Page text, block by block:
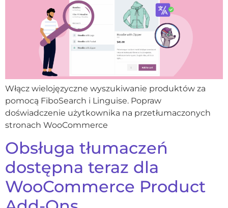
Włącz wielojęzyczne wyszukiwanie produktów za
pomocą FiboSearch i Linguise. Popraw
doświadczenie użytkownika na przetłumaczonych
stronach WooCommerce
Obsługa tłumaczeń
dostępna teraz dla
WooCommerce Product